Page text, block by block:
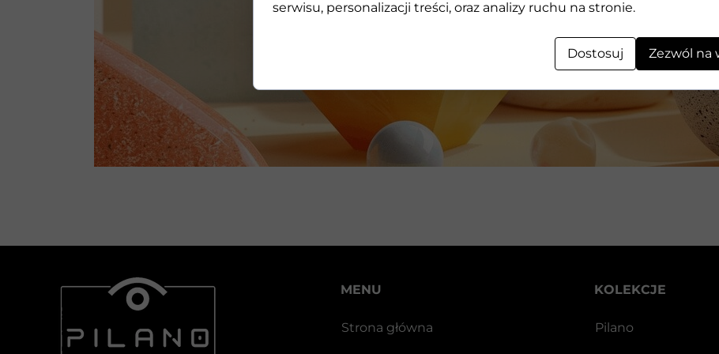
KOLEKCJE
Pilano
MENU
Strona główna
serwisu, personalizacji treści, oraz analizy ruchu na stronie.
Dostosuj Zezwól na